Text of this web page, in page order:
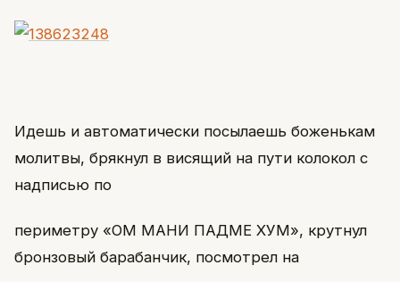
Идешь и автоматически посылаешь боженькам
молитвы, брякнул в висящий на пути колокол с
надписью по
периметру «ОМ МАНИ ПАДМЕ ХУМ», крутнул
бронзовый барабанчик, посмотрел на